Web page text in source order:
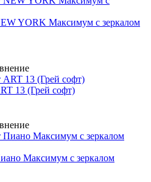
YORK Максимум с зеркалом
13 (Грей софт)
Максимум с зеркалом